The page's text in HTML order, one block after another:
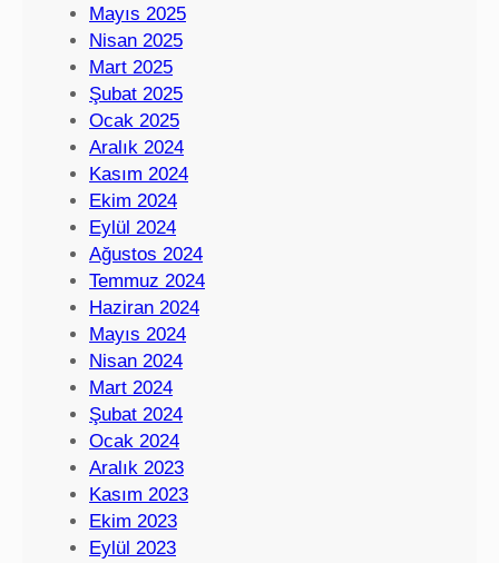
Mayıs 2025
Nisan 2025
Mart 2025
Şubat 2025
Ocak 2025
Aralık 2024
Kasım 2024
Ekim 2024
Eylül 2024
Ağustos 2024
Temmuz 2024
Haziran 2024
Mayıs 2024
Nisan 2024
Mart 2024
Şubat 2024
Ocak 2024
Aralık 2023
Kasım 2023
Ekim 2023
Eylül 2023